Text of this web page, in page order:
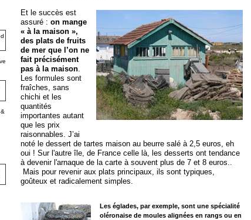
Et le succès est
assuré : on mange
« à la maison »,
des plats de fruits
de mer que l’on ne
fait précisément
pas à la maison.
Les formules sont
fraîches, sans
chichi et les
quantités
importantes autant
que les prix
raisonnables. J’ai
noté le dessert de tartes maison au beurre salé à 2,5 euros, eh
oui ! Sur l'autre île, de France celle là, les desserts ont tendance
à devenir l'arnaque de la carte à souvent plus de 7 et 8 euros..
Mais pour revenir aux plats principaux, ils sont typiques,
goûteux et radicalement simples.
Les églades, par exemple, sont une spécialité
oléronaise de moules alignées en rangs ou en